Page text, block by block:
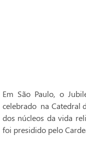
Em São Paulo, o
celebrado na Catedral
dos núcleos da vida
foi presidido pelo